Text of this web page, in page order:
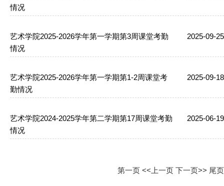
情况
艺术学院2025-2026学年第一学期第3周课堂考勤
情况
2025-09-25
艺术学院2025-2026学年第一学期第1-2周课堂考
勤情况
2025-09-18
艺术学院2024-2025学年第二学期第17周课堂考勤
情况
2025-06-19
第一页 <<上一页 下一页>> 尾页